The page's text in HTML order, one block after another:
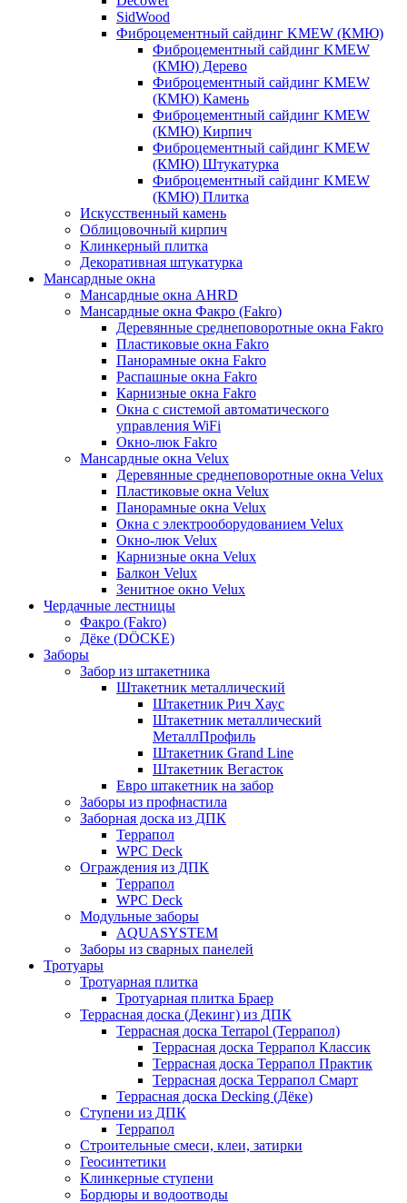
SidWood
Фиброцементный сайдинг KMEW (КМЮ)
Фиброцементный сайдинг KMEW
(КМЮ) Дерево
Фиброцементный сайдинг KMEW
(КМЮ) Камень
Фиброцементный сайдинг KMEW
(КМЮ) Кирпич
Фиброцементный сайдинг KMEW
(КМЮ) Штукатурка
Фиброцементный сайдинг KMEW
(КМЮ) Плитка
Искусственный камень
Облицовочный кирпич
Клинкерный плитка
Декоративная штукатурка
Мансардные окна
Мансардные окна AHRD
Мансардные окна Факро (Fakro)
Деревянные среднеповоротные окна Fakro
Пластиковые окна Fakro
Панорамные окна Fakro
Распашные окна Fakro
Карнизные окна Fakro
Окна с системой автоматического
управления WiFi
Окно-люк Fakro
Мансардные окна Velux
Деревянные среднеповоротные окна Velux
Пластиковые окна Velux
Панорамные окна Velux
Окна с электрооборудованием Velux
Окно-люк Velux
Карнизные окна Velux
Балкон Velux
Зенитное окно Velux
Чердачные лестницы
Факро (Fakro)
Дёке (DÖCKE)
Заборы
Забор из штакетника
Штакетник металлический
Штакетник Рич Хаус
Штакетник металлический
МеталлПрофиль
Штакетник Grand Line
Штакетник Вегасток
Евро штакетник на забор
Заборы из профнастила
Заборная доска из ДПК
Террапол
WPC Deck
Ограждения из ДПК
Террапол
WPC Deck
Модульные заборы
AQUASYSTEM
Заборы из сварных панелей
Тротуары
Тротуарная плитка
Тротуарная плитка Браер
Террасная доска (Декинг) из ДПК
Террасная доска Terrapol (Террапол)
Террасная доска Террапол Классик
Террасная доска Террапол Практик
Террасная доска Террапол Смарт
Террасная доска Decking (Дёке)
Ступени из ДПК
Террапол
Строительные смеси, клеи, затирки
Геосинтетики
Клинкерные ступени
Бордюры и водоотводы